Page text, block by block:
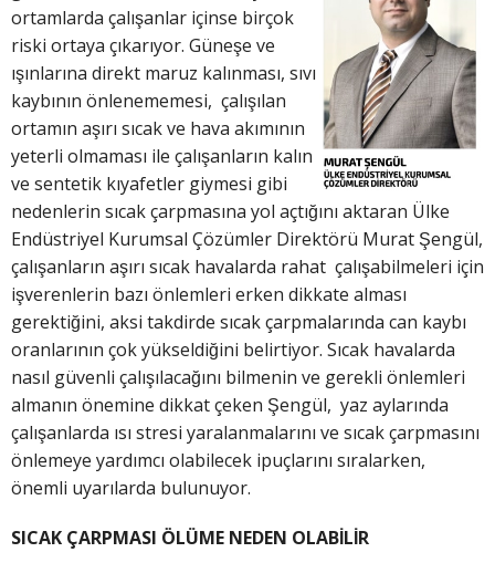
ortamlarda çalışanlar içinse birçok
riski ortaya çıkarıyor. Güneşe ve
ışınlarına direkt maruz kalınması, sıvı
kaybının önlenememesi, çalışılan
ortamın aşırı sıcak ve hava akımının
yeterli olmaması ile çalışanların kalın
ve sentetik kıyafetler giymesi gibi
nedenlerin sıcak çarpmasına yol açtığını aktaran Ülke
Endüstriyel Kurumsal Çözümler Direktörü Murat Şengül,
çalışanların aşırı sıcak havalarda rahat çalışabilmeleri için
işverenlerin bazı önlemleri erken dikkate alması
gerektiğini, aksi takdirde sıcak çarpmalarında can kaybı
oranlarının çok yükseldiğini belirtiyor. Sıcak havalarda
nasıl güvenli çalışılacağını bilmenin ve gerekli önlemleri
almanın önemine dikkat çeken Şengül, yaz aylarında
çalışanlarda ısı stresi yaralanmalarını ve sıcak çarpmasını
önlemeye yardımcı olabilecek ipuçlarını sıralarken,
önemli uyarılarda bulunuyor.
SICAK ÇARPMASI ÖLÜME NEDEN OLABİLİR